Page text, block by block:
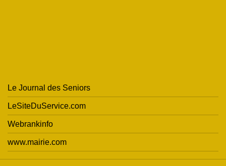
Le Journal des Seniors
LeSiteDuService.com
Webrankinfo
www.mairie.com